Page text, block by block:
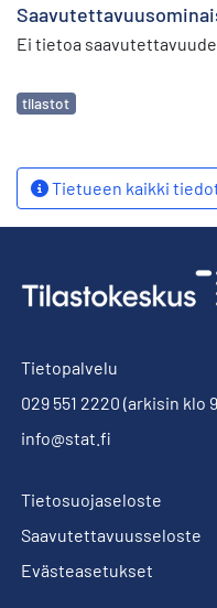
Ei tietoa
Avainsanat
tilastot
Tietueen kaikki
Tietopalvelu
029 551 2220 (arkisin klo
info@stat.fi
Tietosuojaseloste
Saavutettavuusseloste
Evästeasetukset